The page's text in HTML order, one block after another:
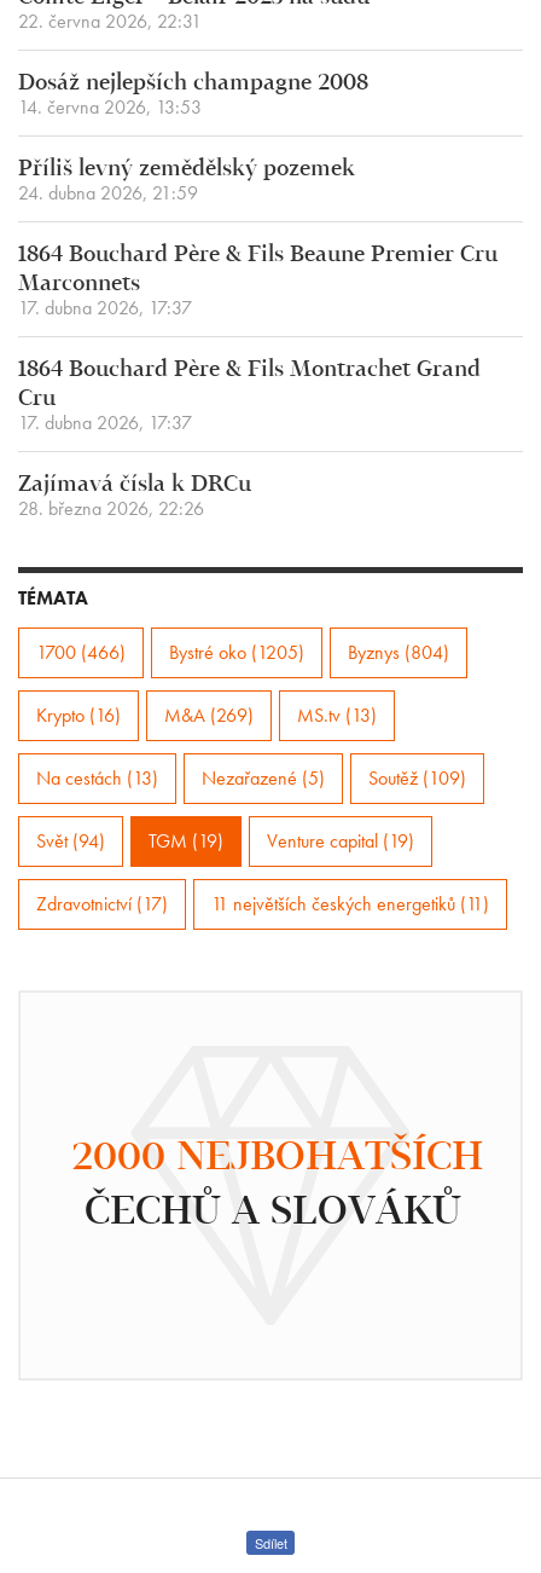
22. června 2026, 22:31
Dosáž nejlepších champagne 2008
14. června 2026, 13:53
Příliš levný zemědělský pozemek
24. dubna 2026, 21:59
1864 Bouchard Père & Fils Beaune Premier Cru
Marconnets
17. dubna 2026, 17:37
1864 Bouchard Père & Fils Montrachet Grand
Cru
17. dubna 2026, 17:37
Zajímavá čísla k DRCu
28. března 2026, 22:26
TÉMATA
1700 (466) Bystré oko (1205) Byznys (804)
Krypto (16) M&A (269) MS.tv (13)
Na cestách (13) Nezařazené (5) Soutěž (109)
Svět (94) TGM (19) Venture capital (19)
Zdravotnictví (17) 11 největších českých energetiků (11)
2000 NEJBOHATŠÍCH
ČECHŮ A SLOVÁKŮ
Sdílet